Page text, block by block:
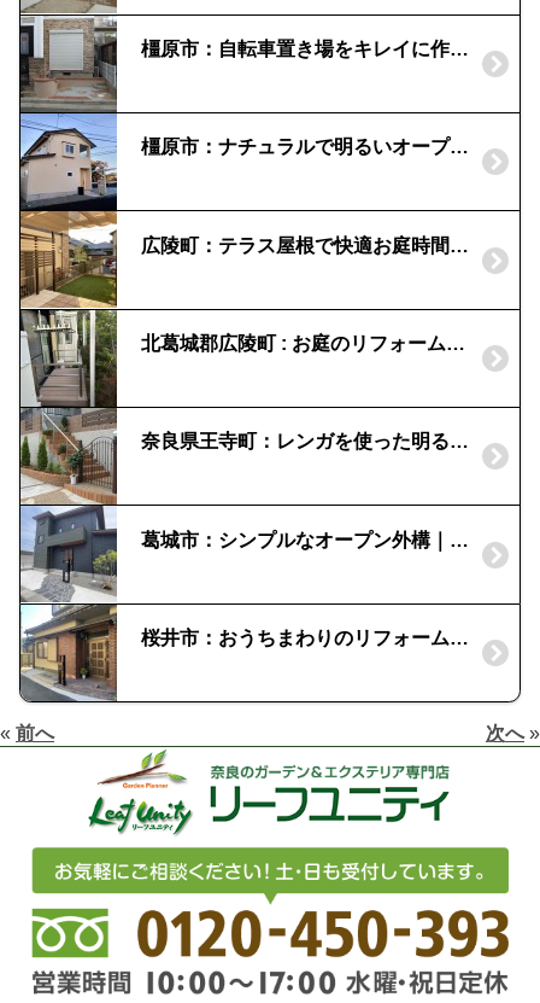
橿原市：自転車置き場をキレイに作って欲しい！|外構リフォーム
橿原市：ナチュラルで明るいオープン外構｜タイル貼門柱と宅配ボックス
広陵町：テラス屋根で快適お庭時間｜フレーム・ポーチ
北葛城郡広陵町 : お庭のリフォーム｜ウッドデッキ設置
奈良県王寺町：レンガを使った明るい外構
葛城市：シンプルなオープン外構｜ネスカR
桜井市：おうちまわりのリフォーム工事
« 前へ 次へ»